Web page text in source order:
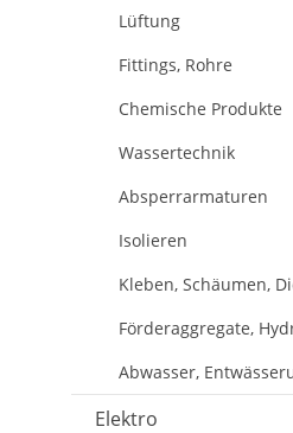
Lüftung
Fittings, Rohre
Chemische Produkte
Wassertechnik
Absperrarmaturen
Isolieren
Kleben, Schäumen,
Förderaggregate,
Abwasser,
Elektro